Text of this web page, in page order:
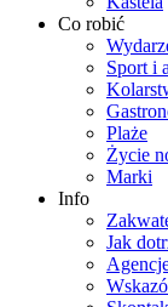
Co robić
Sport i
Plaże
Życie
Marki
Info
Jak